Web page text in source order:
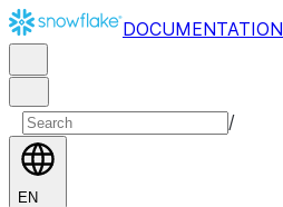
DOCUMENTATION
/
EN